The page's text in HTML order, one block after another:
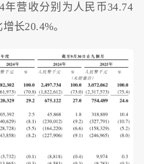
年营收分别为人民币34.74
长20.4%。